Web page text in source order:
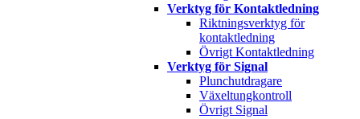
Verktyg för Kontaktledning
Riktningsverktyg för
kontaktledning
Övrigt Kontaktledning
Verktyg för Signal
Plunchutdragare
Växeltungkontroll
Övrigt Signal